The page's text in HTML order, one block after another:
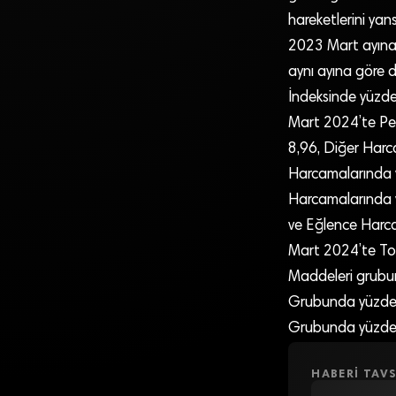
hareketlerini
2023 Mart
aynı ayına göre
İndeksinde
Mart 2024’te
8,96, Diğer
Harcamalarında
ve Eğlence
Mart 2024’te
Maddeleri
Grubunda
Grubunda
HABERI